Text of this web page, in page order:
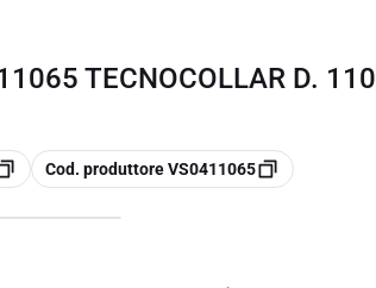
TECNOCOLLAR D.
copia
Cod. produttore VS0411065